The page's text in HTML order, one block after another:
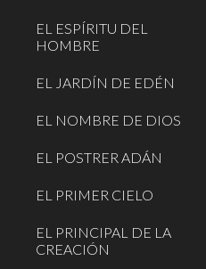
EL ESPÍRITU DEL
HOMBRE
EL JARDÍN DE EDÉN
EL NOMBRE DE DIOS
EL POSTRER ADÁN
EL PRIMER CIELO
EL PRINCIPAL DE LA
CREACIÓN